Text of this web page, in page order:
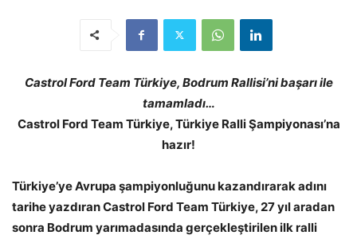
Castrol Ford Team Türkiye, Bodrum Rallisi’ni başarı ile
tamamladı…
Castrol Ford Team Türkiye, Türkiye Ralli Şampiyonası’na
hazır!
Türkiye’ye Avrupa şampiyonluğunu kazandırarak adını
tarihe yazdıran Castrol Ford Team Türkiye, 27 yıl aradan
sonra Bodrum yarımadasında gerçekleştirilen ilk ralli